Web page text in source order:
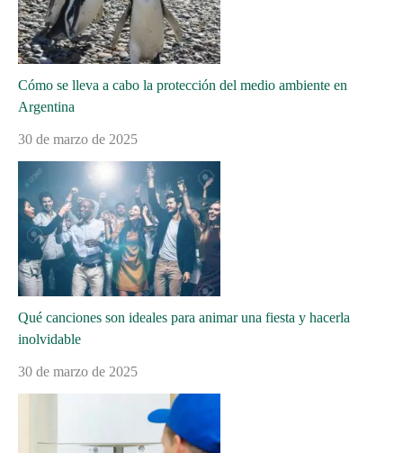
Cómo se lleva a cabo la protección del medio ambiente en
Argentina
30 de marzo de 2025
Qué canciones son ideales para animar una fiesta y hacerla
inolvidable
30 de marzo de 2025